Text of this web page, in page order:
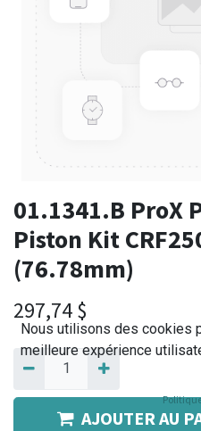
01.1341.B ProX
Piston Kit
(76.78mm)
297,74 $
AJOUTER AU
Nous utilisons des cookies
meilleure expérience